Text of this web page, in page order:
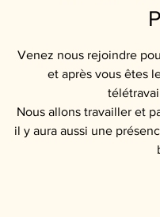
Venez nous rejoindre
et après vous êtes
Nous allons travailler et
il y aura aussi une